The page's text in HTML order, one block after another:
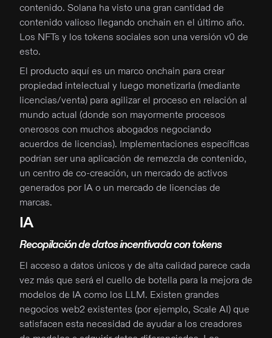
contenido. Solana ha visto una gran cantidad de
contenido valioso llegando onchain en el último año.
Los NFTs y los tokens sociales son una versión v0 de
esto.
El producto aquí es un marco onchain para crear
propiedad intelectual y luego monetizarla (mediante
licencias/venta) para agilizar el proceso en relación al
mundo actual (donde son mayormente procesos
onerosos con muchos abogados negociando
acuerdos de licencias). Implementaciones específicas
podrían ser una aplicación de remezcla de contenido,
un centro de co-creación, un mercado de activos
generados por IA o un mercado de licencias de
marcas.
IA
Recopilación de datos incentivada con tokens
El acceso a datos únicos y de alta calidad parece cada
vez más que será el cuello de botella para la mejora de
modelos de IA como los LLM. Existen grandes
negocios web2 existentes (por ejemplo, Scale AI) que
satisfacen esta necesidad de ayudar a los creadores